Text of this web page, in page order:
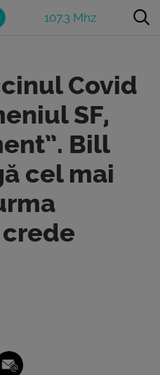
107.3 Mhz
Covid
SF,
Bill
cel mai